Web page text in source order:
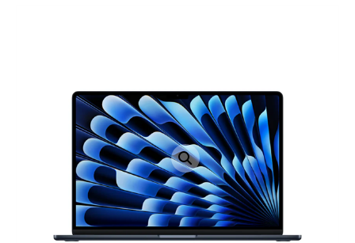
LAPTOP SZERVIZ